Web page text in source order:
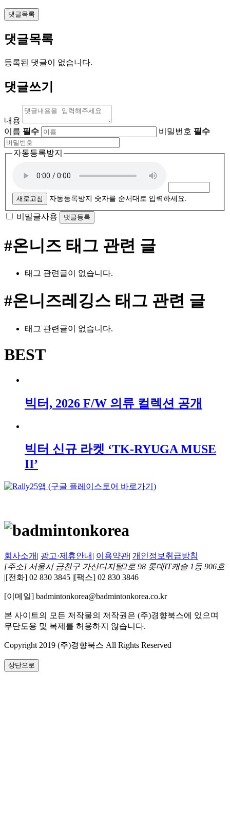
댓글목록
댓글목록
등록된 댓글이 없습니다.
댓글쓰기
내용
이름 필수 비밀번호 필수
자동등록방지
새로고침 자동등록방지 숫자를 순서대로 입력하세요.
비밀글사용
#온니즈 태그 관련 글
태그 관련글이 없습니다.
#온니즈레깅스 태그 관련 글
태그 관련글이 없습니다.
BEST
빅터, 2026 F/W 의류 컬렉션 공개
빅터 신규 라켓 ‘TK-RYUGA MUSE
II’
회사소개 | 광고·제휴안내 | 이용약관| 개인정보취급방침
[주소] 서울시 금천구 가산디지털2로 98 롯데IT캐슬 1동 906호
|[전화] 02 830 3845 |[팩스] 02 830 3846
[이메일] badmintonkorea@badmintonkorea.co.kr
본 사이트의 모든 저작물의 저작권은 (주)경향북스에 있으며
무단도용 및 복제를 허용하지 않습니다.
Copyright 2019 (주)경향북스 All Rights Reserved
상단으로